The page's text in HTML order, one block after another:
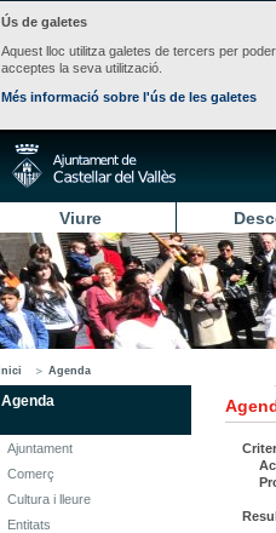
Ús de galetes
Aquest lloc utilitza galetes de tercers per
acceptes la seva utilització.
Més informació sobre l'ús de les galetes
Viure
Inici Agenda
Agenda
Ajuntament
Comerç
Cultura i lleure
Entitats